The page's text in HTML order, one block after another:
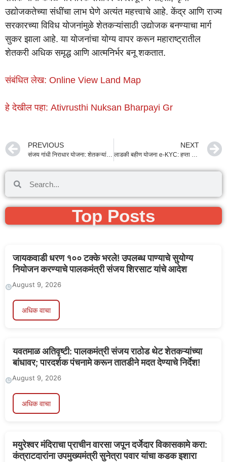
उद्योजकतेच्या संधींचा लाभ घेणे अत्यंत महत्त्वाचे आहे. केंद्र आणि राज्य
सरकारच्या विविध योजनांमुळे शेतकऱ्यांसाठी उद्योजक बनण्याचा मार्ग
सुकर झाला आहे. या योजनांचा योग्य वापर करून महाराष्ट्रातील
शेतकरी अधिक समृद्ध आणि आत्मनिर्भर बनू शकतात.
संबंधित लेख: Online View Land Map
हे देखील पहा: Ativrusthi Nuksan Bharpayi Gr
PREVIOUS
संजय गांधी निराधार योजना: शेतकऱ्यांच्या कुटुंबांना ₹१५०० पर्यंत आर्थिक आधार
NEXT
लाडकी बहीण योजना e-KYC: हप्ता थांबू नये म्हणून लगेच करा पडताळणी
Top Posts
जायकवाडी धरण १०० टक्के भरले! उपलब्ध पाण्याचे सुयोग्य
नियोजन करण्याचे पालकमंत्री संजय शिरसाट यांचे आदेश
August 9, 2026
अधिक वाचा
यवतमाळ अतिवृष्टी: पालकमंत्री संजय राठोड थेट शेतकऱ्यांच्या
बांधावर; पारदर्शक पंचनामे करून तातडीने मदत देण्याचे निर्देश!
August 9, 2026
अधिक वाचा
मयुरेश्वर मंदिराचा प्राचीन वारसा जपून दर्जेदार विकासकामे करा:
कंत्राटदारांना उपमुख्यमंत्री सुनेत्रा पवार यांचा कडक इशारा